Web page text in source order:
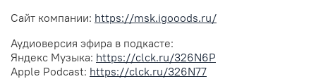
Сайт компании: https://msk.igooods.ru/
Аудиоверсия эфира в подкасте:
Яндекс Музыка: https://clck.ru/326N6P
Apple Podcast: https://clck.ru/326N77